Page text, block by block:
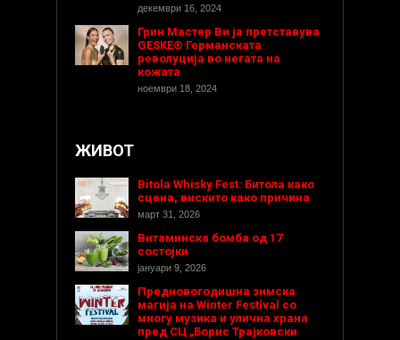
декември 16, 2024
Грин Мастер Ви ја претставува
GESKE® Германската
револуција во негата на
кожата
ноември 18, 2024
ЖИВОТ
Bitola Whisky Fest: Битола како
сцена, вискито како причина
март 31, 2026
Витаминска бомба од 17
состојки
јануари 9, 2026
Предновогодишнa зимска
магија на Winter Festival со
многу музика и улична храна
пред СЦ „Борис Трајковски